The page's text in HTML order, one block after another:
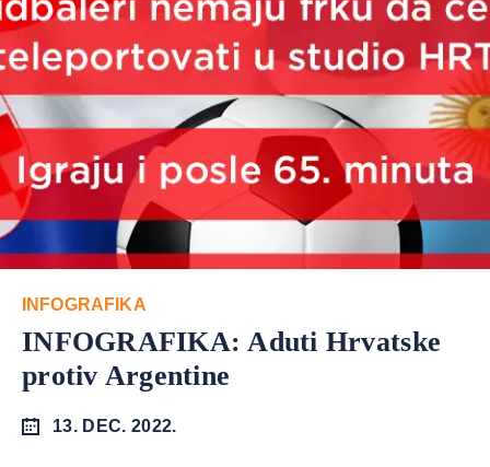
INFOGRAFIKA
INFOGRAFIKA: Aduti Hrvatske
protiv Argentine
13. DEC. 2022.